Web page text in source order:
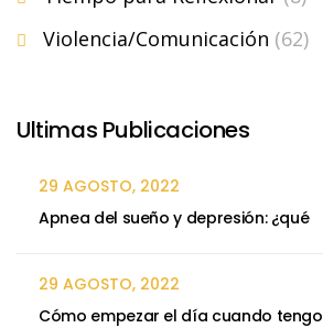
Violencia/Comunicación (62)
Ultimas Publicaciones
29 AGOSTO, 2022
Apnea del sueño y depresión: ¿qué
29 AGOSTO, 2022
Cómo empezar el día cuando tengo